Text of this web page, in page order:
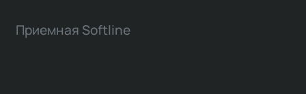
Приемная Softline